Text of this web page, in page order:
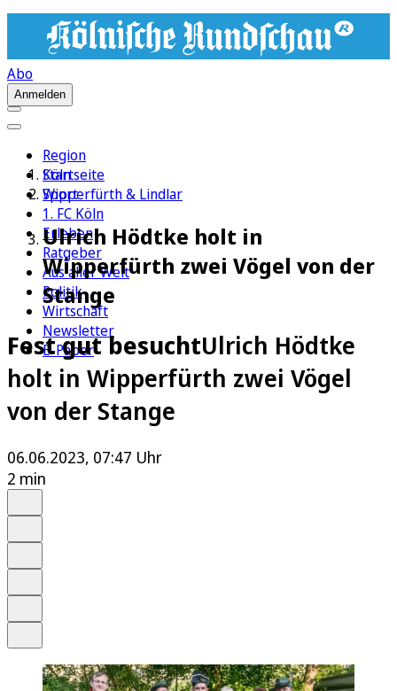
Abo
Anmelden
Region
Köln
Sport
1. FC Köln
Erleben
Ratgeber
Aus aller Welt
Politik
Wirtschaft
Newsletter
E-Paper
Startseite
Wipperfürth & Lindlar
Ulrich Hödtke holt in
Wipperfürth zwei Vögel von der
Stange
Fest gut besuchtUlrich Hödtke
holt in Wipperfürth zwei Vögel
von der Stange
06.06.2023, 07:47 Uhr
2 min